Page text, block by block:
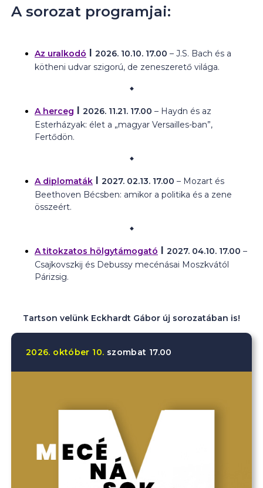
A sorozat programjai:
Az uralkodó I 2026. 10.10. 17.00 – J.S. Bach és a
kötheni udvar szigorú, de zeneszerető világa.
⬥
A herceg I 2026. 11.21. 17.00 – Haydn és az
Esterházyak: élet a „magyar Versailles-ban”,
Fertődön.
⬥
A diplomaták I 2027. 02.13. 17.00 – Mozart és
Beethoven Bécsben: amikor a politika és a zene
összeért.
⬥
A titokzatos hölgytámogató I 2027. 04.10. 17.00 –
Csajkovszkij és Debussy mecénásai Moszkvától
Párizsig.
Tartson velünk Eckhardt Gábor új sorozatában is!
2026. október 10. szombat 17.00